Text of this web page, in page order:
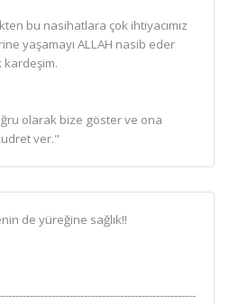
bu nasihatlara çok ihtiyacımız
yaşamayı ALLAH nasib eder
kardeşim.
olarak bize göster ve ona
ver."
de yüreğine sağlık!!